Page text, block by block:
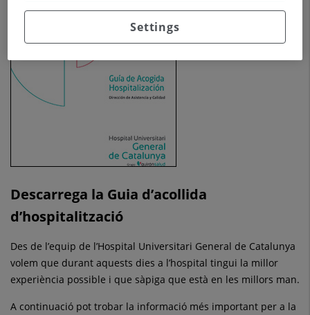
Descarrega la Guia d’acollida
d’hospitalització
Des de l’equip de l’Hospital Universitari General de Catalunya
volem que durant aquests dies a l’hospital tingui la millor
experiència possible i que sàpiga que està en les millors man.
A continuació pot trobar la informació més important per a la
Settings